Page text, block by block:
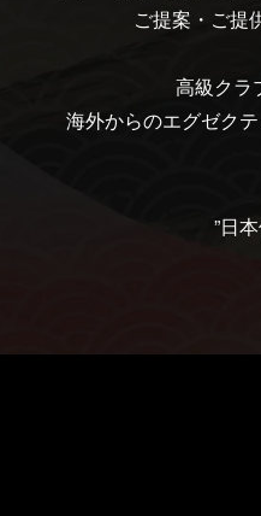
ご提案・ご提
高級クラ
海外からのエグゼク
”日